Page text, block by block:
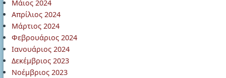
Μάιος 2024
Απρίλιος 2024
Μάρτιος 2024
Φεβρουάριος 2024
Ιανουάριος 2024
Δεκέμβριος 2023
Νοέμβριος 2023